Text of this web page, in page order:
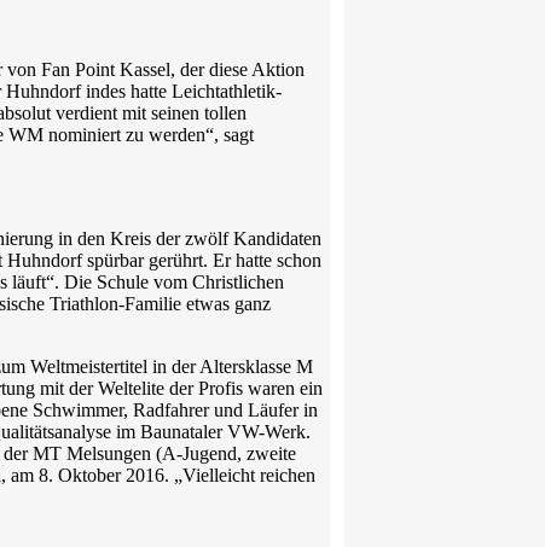
Fan Point Kassel, der diese Aktion
indes hatte Leichtathletik-
verdient mit seinen tollen
WM nominiert zu werden“, sagt
in den Kreis der zwölf Kandidaten
spürbar gerührt. Er hatte schon
läuft“. Die Schule vom Christlichen
Triathlon-Familie etwas ganz
Weltmeistertitel in der Altersklasse M
mit der Weltelite der Profis waren ein
Schwimmer, Radfahrer und Läufer in
im Baunataler VW-Werk.
MT Melsungen (A-Jugend, zweite
8. Oktober 2016. „Vielleicht reichen